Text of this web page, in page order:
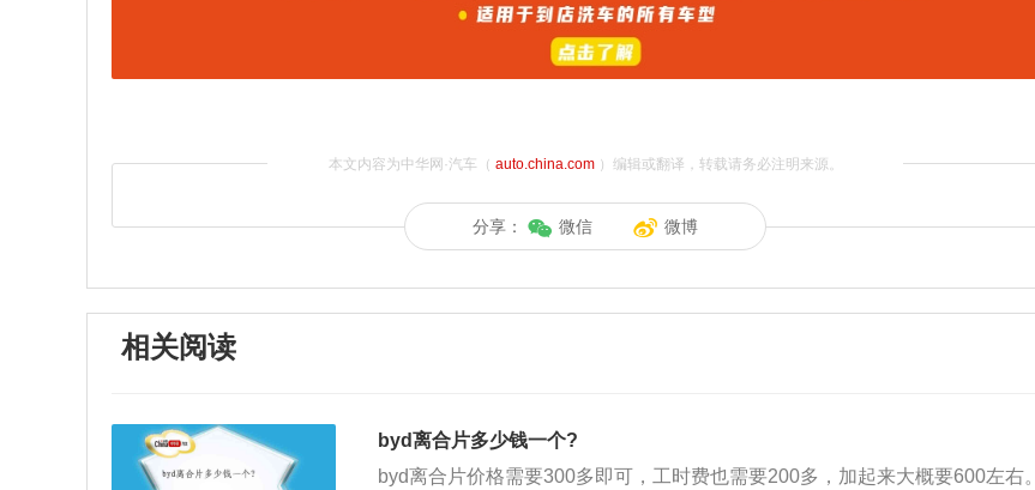
本文内容为中华网·汽车（ auto.china.com）编辑或翻译，转载请务必注明来源。
分享： 微信 微博
相关阅读
byd离合片多少钱一个?
byd离合片价格需要300多即可，工时费也需要200多，加起来大概要600左右。